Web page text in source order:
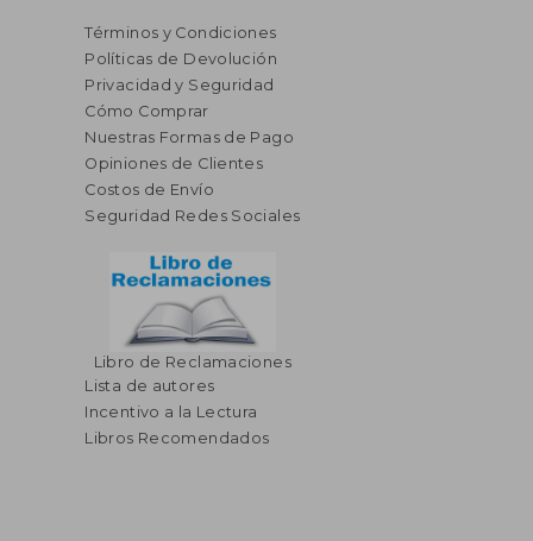
Términos y Condiciones
Políticas de Devolución
Privacidad y Seguridad
Cómo Comprar
Nuestras Formas de Pago
Opiniones de Clientes
Costos de Envío
Seguridad Redes Sociales
Libro de Reclamaciones
Lista de autores
Incentivo a la Lectura
Libros Recomendados